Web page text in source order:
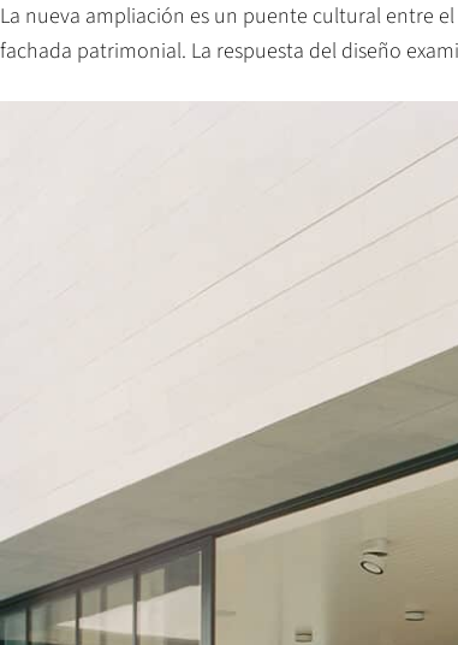
La nueva ampliación es un puente cultural entre
fachada patrimonial. La respuesta del diseño